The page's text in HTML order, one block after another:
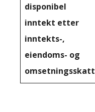
disponibel
inntekt etter
inntekts-,
eiendoms- og
omsetningsskatt